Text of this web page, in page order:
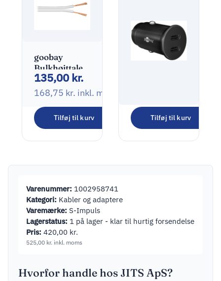
goobay
Bulkhøjttalerkabel
Hvid 10m
135,00 kr.
168,75 kr. inkl. moms
Tilføj til kurv
Dual-USB-C
PD Auto Fast
Charger
Delivery),
USB-C
150,00kr.
Tilføj til kurv
Varenummer: 1002958741
Kategori: Kabler og adaptere
Varemærke: S-Impuls
Lagerstatus: 1 på lager - klar til hurtig forsendelse
Pris: 420,00 kr.
525,00 kr. inkl. moms
Hvorfor handle hos JITS ApS?